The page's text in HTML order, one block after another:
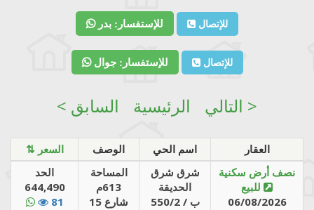
للإستفسار: بدر للإتصال
للإستفسار: جوال للإتصال
< السابق الرئيسية التالي >
⇅ السعر الوصف اسم الحي
العقار
الحد
644,490
81
المساحة
613م
شارع 15
شرق شرق
الحديقة
550/2 / ب
نصف أرض سكنية
06/08/2026